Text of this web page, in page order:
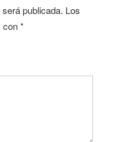
publicada. Los
con*